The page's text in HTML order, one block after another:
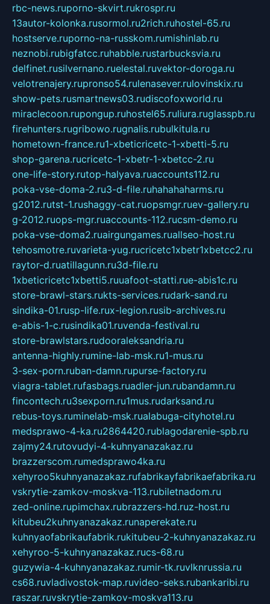
rbc-news.ruporno-skvirt.rukrospr.ru
13autor-kolonka.rusormol.ru2rich.ruhostel-65.ru
hostserve.ruporno-na-russkom.rumishinlab.ru
neznobi.rubigfatcc.ruhabble.rustarbucksvia.ru
delfinet.rusilvernano.ruelestal.ruvektor-doroga.ru
velotrenajery.rupronso54.rulenasever.rulovinskix.ru
show-pets.rusmartnews03.rudiscofoxworld.ru
miraclecoon.rupongup.ruhostel65.ruliura.ruglasspb.ru
firehunters.rugribowo.rugnalis.rubulkitula.ru
hometown-france.ru1-xbeticricetc-1-xbetti-5.ru
shop-garena.rucricetc-1-xbetr-1-xbetcc-2.ru
one-life-story.rutop-halyava.ruaccounts112.ru
poka-vse-doma-2.ru3-d-file.ruhahahaharms.ru
g2012.rutst-1.rushaggy-cat.ruopsmgr.ruev-gallery.ru
g-2012.ruops-mgr.ruaccounts-112.rucsm-demo.ru
poka-vse-doma2.ruairgungames.ruallseo-host.ru
tehosmotre.ruvarieta-yug.rucricetc1xbetr1xbetcc2.ru
raytor-d.ruatillagunn.ru3d-file.ru
1xbeticricetc1xbetti5.ruuafoot-statti.rue-abis1c.ru
store-brawl-stars.rukts-services.rudark-sand.ru
sindika-01.rusp-life.rux-legion.rusib-archives.ru
e-abis-1-c.rusindika01.ruvenda-festival.ru
store-brawlstars.rudooraleksandria.ru
antenna-highly.rumine-lab-msk.ru1-mus.ru
3-sex-porn.ruban-damn.rupurse-factory.ru
viagra-tablet.rufasbags.ruadler-jun.rubandamn.ru
fincontech.ru3sexporn.ru1mus.rudarksand.ru
rebus-toys.ruminelab-msk.rualabuga-cityhotel.ru
medsprawo-4-ka.ru2864420.rublagodarenie-spb.ru
zajmy24.rutovudyi-4-kuhnyanazakaz.ru
brazzerscom.rumedsprawo4ka.ru
xehyroo5kuhnyanazakaz.rufabrikayfabrikaefabrika.ru
vskrytie-zamkov-moskva-113.rubiletnadom.ru
zed-online.rupimchax.rubrazzers-hd.ruz-host.ru
kitubeu2kuhnyanazakaz.runaperekate.ru
kuhnyaofabrikaufabrik.rukitubeu-2-kuhnyanazakaz.ru
xehyroo-5-kuhnyanazakaz.rucs-68.ru
guzywia-4-kuhnyanazakaz.rumir-tk.ruvlknrussia.ru
cs68.ruvladivostok-map.ruvideo-seks.rubankaribi.ru
raszar.ruvskrytie-zamkov-moskva113.ru